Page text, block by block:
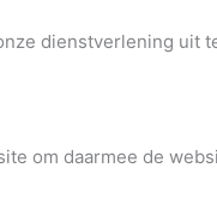
dienstverlening uit
om daarmee de